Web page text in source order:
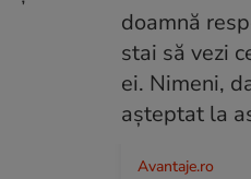
Avantaje.ro